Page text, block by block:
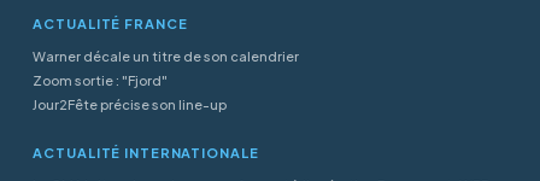
ACTUALITÉ FRANCE
Warner décale un titre de son calendrier
Zoom sortie : "Fjord"
Jour2Fête précise son line-up
ACTUALITÉ INTERNATIONALE